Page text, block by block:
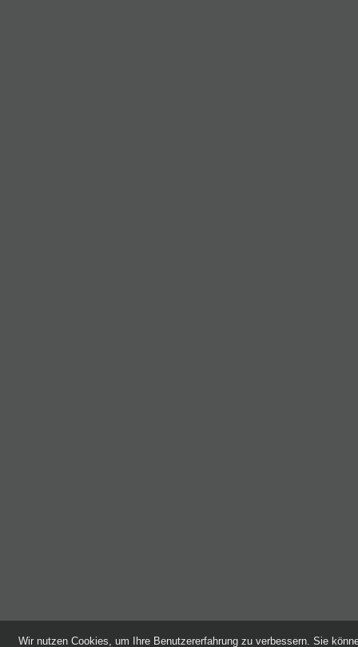
Wir nutzen Cookies, um Ihre Benutzererfahrung zu verbessern. Sie